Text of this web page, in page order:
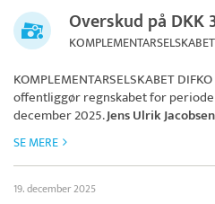
Overskud på DKK
KOMPLEMENTARSELSKABET
offentliggør regnskabet for
december 2025.Jens Ulrik Jacobsen
SE MERE
19. december 2025